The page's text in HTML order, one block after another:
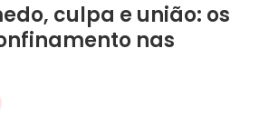
culpa e união: os
nas